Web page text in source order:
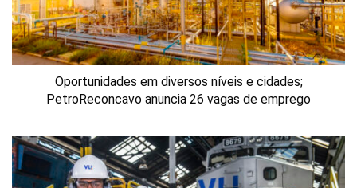
Oportunidades em diversos níveis e cidades;
PetroReconcavo anuncia 26 vagas de emprego